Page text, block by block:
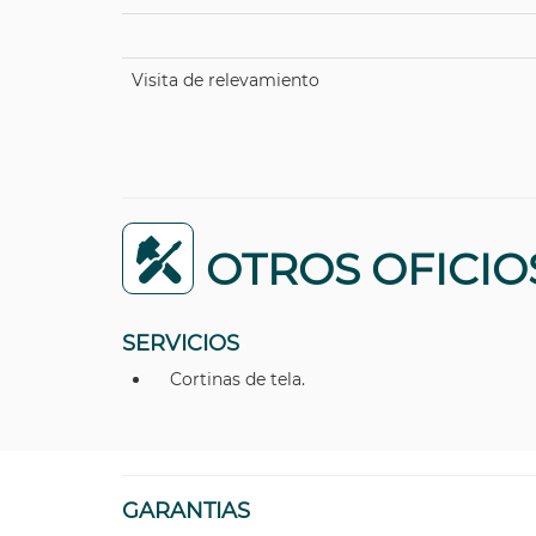
Visita de relevamiento
OTROS
SERVICIOS
Cortinas de tela.
GARANTIAS